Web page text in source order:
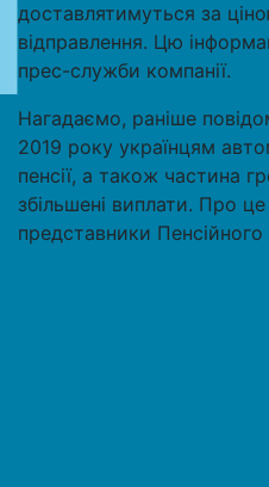
доставлятимуться за
відправлення. Цю
прес-служби компанії.
Нагадаємо, раніше
2019 року українцям
пенсії, а також частина
збільшені виплати. Про
представники